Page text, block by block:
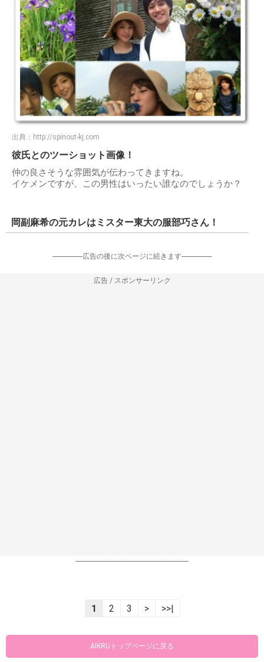
出典： http://spinout-kj.com
彼氏とのツーショット画像！
仲の良さそうな雰囲気が伝わってきますね。
イケメンですが、この男性はいったい誰なのでしょうか？
岡副麻希の元カレはミスター東大の服部巧さん！
-----------------広告の後に次ページに続きます-----------------
広告 / スポンサーリンク
----------------------------------------------------------------
1 2 3 > >>|
AIKRUトップページに戻る